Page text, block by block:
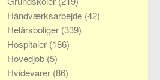
Håndværksarbejde (42)
Helårsboliger (339)
Hospitaler (186)
Hovedjob (5)
Hvidevarer (86)